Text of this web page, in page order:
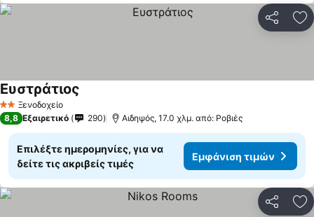
2 ΑστέριαΞενοδοχείο
Ευστράτιος
8,8 Εξαιρετικό 290 Αιδηψός, 17.0 χλμ. από: Ροβιές
Επιλέξτε ημερομηνίες, για να
δείτε τις ακριβείς τιμές
Εμφάνιση τιμών